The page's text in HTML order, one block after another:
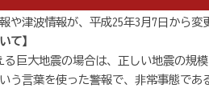
や津波情報が、平成25年3月7日から変
て】
巨大地震の場合は、正しい地震の規
う言葉を使った警報で、非常事態であ